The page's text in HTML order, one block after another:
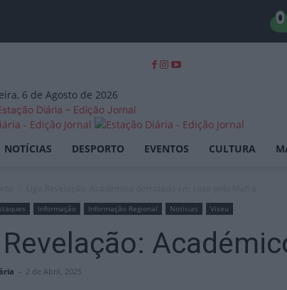
6 de Agosto de 2026
Diária – Edição Jornal
NOTÍCIAS DESPORTO EVENTOS CULTURA
Informação Informação Regional Notícias Viseu
- 2 de Abril, 2025